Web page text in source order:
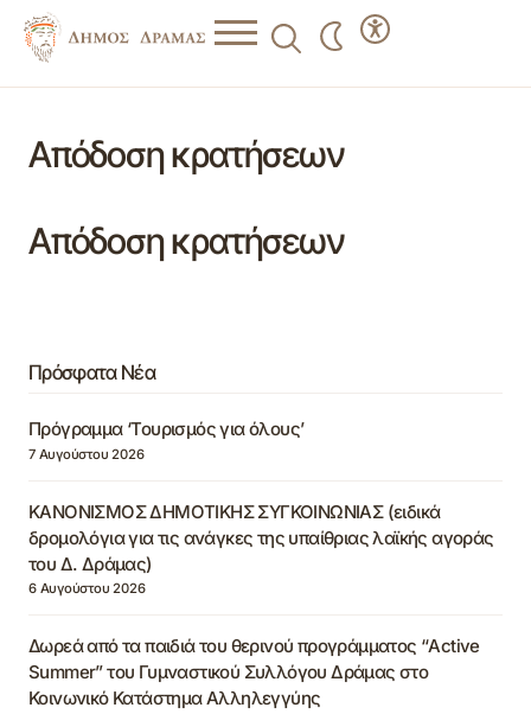
Απόδοση κρατήσεων
Απόδοση κρατήσεων
Πρόσφατα Νέα
Πρόγραμμα ‘Τουρισμός για όλους’
7 Αυγούστου 2026
ΚΑΝΟΝΙΣΜΟΣ ΔΗΜΟΤΙΚΗΣ ΣΥΓΚΟΙΝΩΝΙΑΣ (ειδικά
δρομολόγια για τις ανάγκες της υπαίθριας λαϊκής αγοράς
του Δ. Δράμας)
6 Αυγούστου 2026
Δωρεά από τα παιδιά του θερινού προγράμματος “Active
Summer” του Γυμναστικού Συλλόγου Δράμας στο
Κοινωνικό Κατάστημα Αλληλεγγύης